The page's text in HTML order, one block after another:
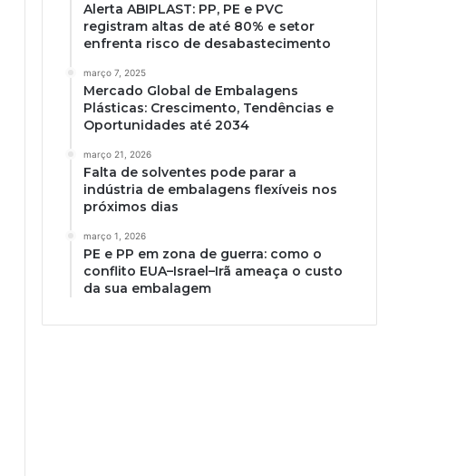
Alerta ABIPLAST: PP, PE e PVC
registram altas de até 80% e setor
enfrenta risco de desabastecimento
março 7, 2025
Mercado Global de Embalagens
Plásticas: Crescimento, Tendências e
Oportunidades até 2034
março 21, 2026
Falta de solventes pode parar a
indústria de embalagens flexíveis nos
próximos dias
março 1, 2026
PE e PP em zona de guerra: como o
conflito EUA–Israel–Irã ameaça o custo
da sua embalagem